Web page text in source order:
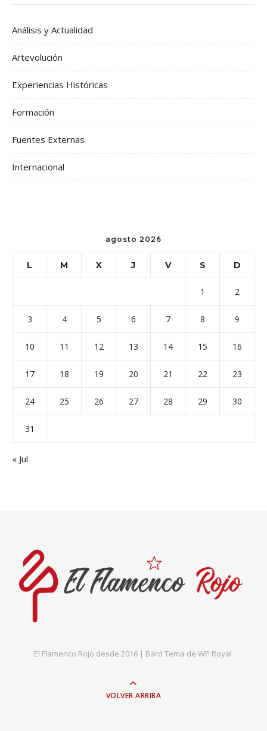
Análisis y Actualidad
Artevolución
Experiencias Históricas
Formación
Fuentes Externas
Internacional
agosto 2026
L M X J V S D
1 2
3 4 5 6 7 8 9
10 11 12 13 14 15 16
17 18 19 20 21 22 23
24 25 26 27 28 29 30
31
« Jul
El Flamenco Rojo desde 2016 | Bard Tema de WP Royal.
VOLVER ARRIBA